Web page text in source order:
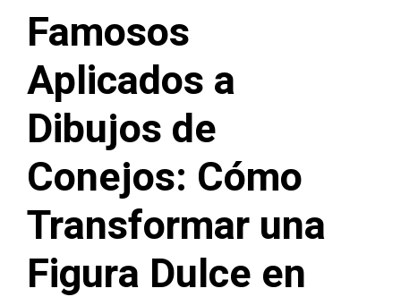
Famosos
Aplicados a
Dibujos de
Conejos: Cómo
Transformar una
Figura Dulce en